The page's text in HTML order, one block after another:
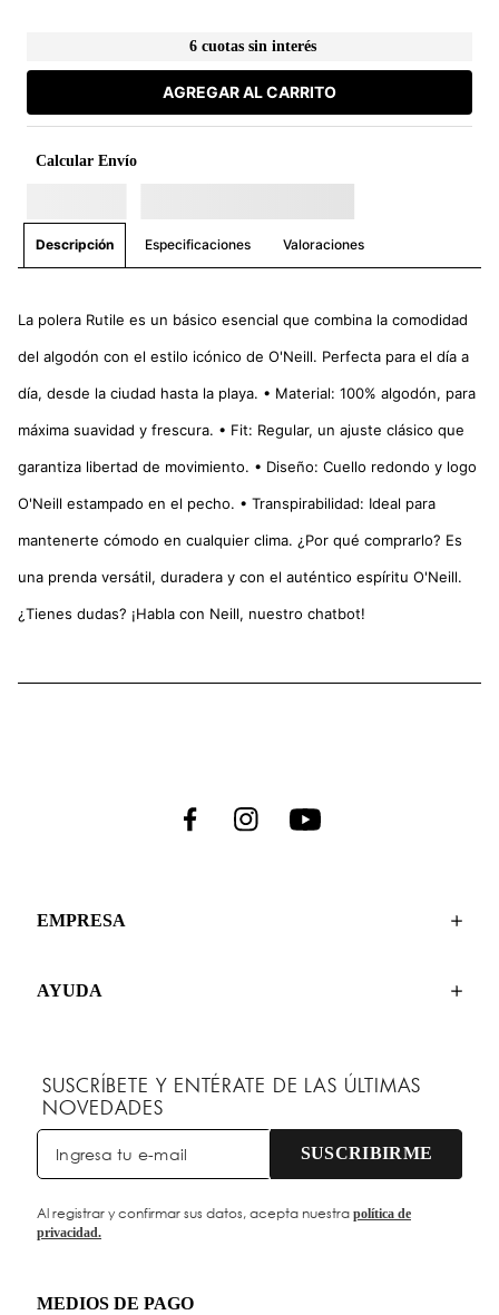
6 cuotas sin interés
AGREGAR AL CARRITO
Calcular Envío
Descripción Especificaciones Valoraciones
La polera Rutile es un básico esencial que combina la comodidad
del algodón con el estilo icónico de O'Neill. Perfecta para el día a
día, desde la ciudad hasta la playa. • Material: 100% algodón, para
máxima suavidad y frescura. • Fit: Regular, un ajuste clásico que
garantiza libertad de movimiento. • Diseño: Cuello redondo y logo
O'Neill estampado en el pecho. • Transpirabilidad: Ideal para
mantenerte cómodo en cualquier clima. ¿Por qué comprarlo? Es
una prenda versátil, duradera y con el auténtico espíritu O'Neill.
¿Tienes dudas? ¡Habla con Neill, nuestro chatbot!
EMPRESA
AYUDA
SUSCRÍBETE Y ENTÉRATE DE LAS ÚLTIMAS
NOVEDADES
SUSCRIBIRME
Al registrar y confirmar sus datos, acepta nuestra política de
privacidad.
MEDIOS DE PAGO